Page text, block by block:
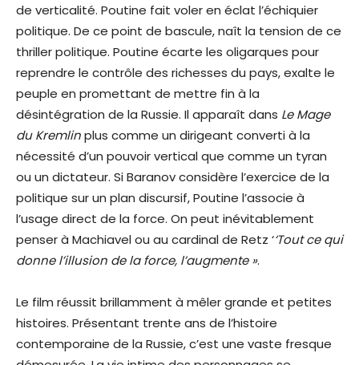
de verticalité. Poutine fait voler en éclat l’échiquier
politique. De ce point de bascule, naît la tension de ce
thriller politique. Poutine écarte les oligarques pour
reprendre le contrôle des richesses du pays, exalte le
peuple en promettant de mettre fin à la
désintégration de la Russie. Il apparaît dans Le Mage
du Kremlinplus comme un dirigeant converti à la
nécessité d’un pouvoir vertical que comme un tyran
ou un dictateur. Si Baranov considère l’exercice de la
politique sur un plan discursif, Poutine l’associe à
l’usage direct de la force. On peut inévitablement
penser à Machiavel ou au cardinal de Retz ‘‘Tout ce qui
donne l’illusion de la force, l’augmente ».
Le film réussit brillamment à mêler grande et petites
histoires. Présentant trente ans de l’histoire
contemporaine de la Russie, c’est une vaste fresque